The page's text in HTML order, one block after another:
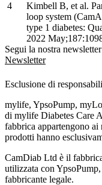
Kimbell B, et al.
loop system
type 1 diabetes:
2022
Segui la nostra
Newsletter
Esclusione di
mylife, YpsoPump,
di mylife Diabetes Care
fabbrica appartengono
prodotti hanno
CamDiab Ltd è il
utilizzata con
fabbricante legale.